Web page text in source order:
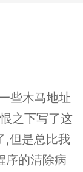
些木马地址
之下写了这
,但是总比我
序的清除病